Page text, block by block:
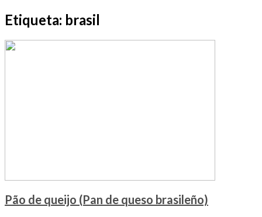
Etiqueta: brasil
Pão de queijo (Pan de queso brasileño)